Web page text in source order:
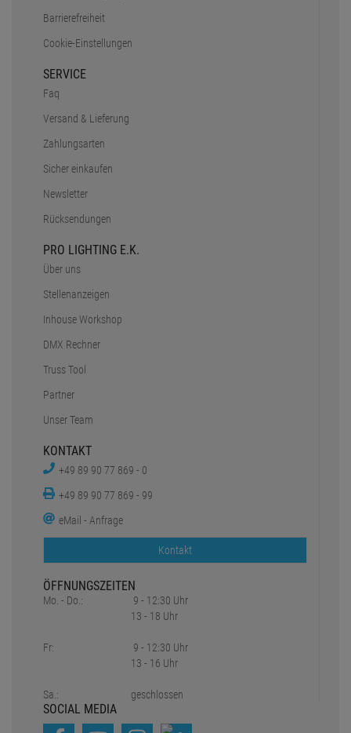
Barrierefreiheit
Cookie-Einstellungen
SERVICE
Faq
Versand & Lieferung
Zahlungsarten
Sicher einkaufen
Newsletter
Rücksendungen
PRO LIGHTING E.K.
Über uns
Stellenanzeigen
Inhouse Workshop
DMX Rechner
Truss Tool
Partner
Unser Team
KONTAKT
+49 89 90 77 869 - 0
+49 89 90 77 869 - 99
eMail - Anfrage
Kontakt
ÖFFNUNGSZEITEN
Mo. - Do.:
Fr:
Sa.:
9 - 12:30 Uhr
13 - 18 Uhr
9 - 12:30 Uhr
13 - 16 Uhr
geschlossen
SOCIAL MEDIA